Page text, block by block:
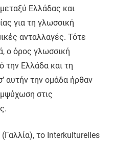
Ελλάδας και
για τη γλωσσική
ανταλλαγές. Τότε
ο όρος γλωσσική
Ελλάδα και τη
αυτήν την ομάδα ήρθαν
στις
το Interkulturelles